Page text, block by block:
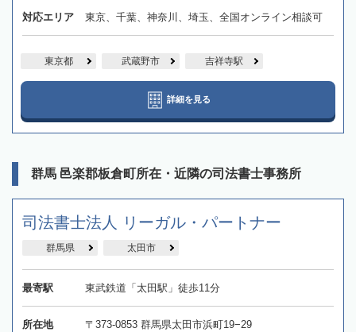
対応エリア 東京、千葉、神奈川、埼玉、全国オンライン相談可
東京都 武蔵野市 吉祥寺駅
詳細を見る
群馬 邑楽郡板倉町所在・近隣の司法書士事務所
司法書士法人 リーガル・パートナー
群馬県 太田市
最寄駅 東武鉄道「太田駅」徒歩11分
所在地 〒373-0853 群馬県太田市浜町19−29